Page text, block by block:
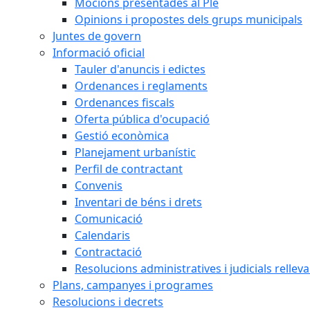
Opinions i propostes dels grups municipals
Juntes de govern
Informació oficial
Tauler d'anuncis i edictes
Ordenances i reglaments
Ordenances fiscals
Oferta pública d'ocupació
Gestió econòmica
Planejament urbanístic
Perfil de contractant
Convenis
Inventari de béns i drets
Comunicació
Calendaris
Contractació
Resolucions administratives i judicials
Plans, campanyes i programes
Resolucions i decrets